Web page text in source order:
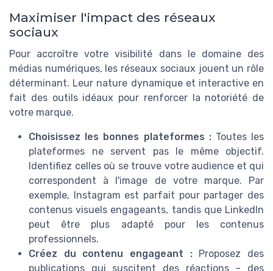
Maximiser l'impact des réseaux
sociaux
Pour accroître votre visibilité dans le domaine des
médias numériques, les réseaux sociaux jouent un rôle
déterminant. Leur nature dynamique et interactive en
fait des outils idéaux pour renforcer la notoriété de
votre marque.
Choisissez les bonnes plateformes :Toutes les
plateformes ne servent pas le même objectif.
Identifiez celles où se trouve votre audience et qui
correspondent à l'image de votre marque. Par
exemple, Instagram est parfait pour partager des
contenus visuels engageants, tandis que LinkedIn
peut être plus adapté pour les contenus
professionnels.
Créez du contenu engageant :Proposez des
publications qui suscitent des réactions – des